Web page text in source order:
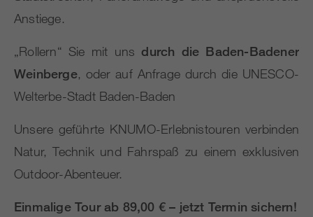
Anstiege.
„Rollern“ Sie mit unsdurch die Baden-Badener
Weinberge, oder auf Anfrage durch die UNESCO-
Welterbe-Stadt Baden-Baden
Unsere geführte KNUMO-Erlebnistouren verbinden
Natur, Technik und Fahrspaß zu einem exklusiven
Outdoor-Abenteuer.
Einmalige Tour ab 89,00 € – jetzt Termin sichern!